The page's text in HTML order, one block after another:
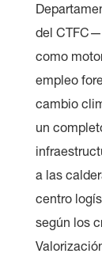
del CTFC—
como
empleo
cambio
un
a las
centro
según los